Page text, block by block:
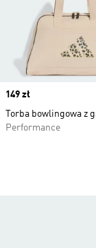
Price
149 zł
Torba bowlingowa z
Performance